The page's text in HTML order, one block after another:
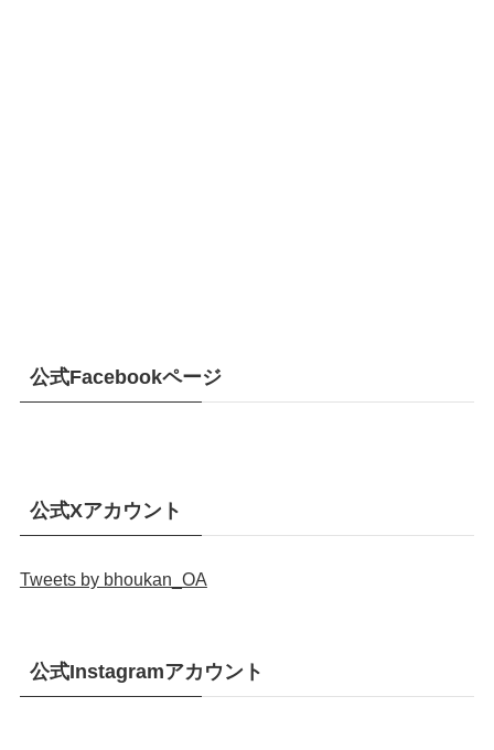
公式Facebookページ
公式Xアカウント
Tweets by bhoukan_OA
公式Instagramアカウント